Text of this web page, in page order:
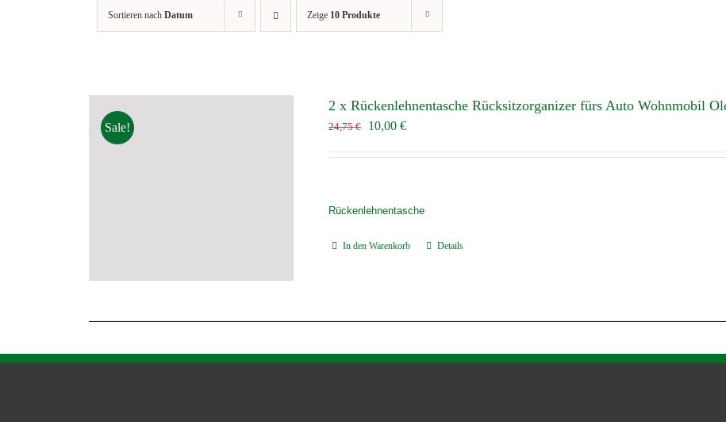
Sortieren nach Datum Zeige 10 Produkte
Sale!
2 x Rückenlehnentasche Rücksitzorganizer fürs Auto Wohnmobil
24,75€
Ursprünglicher
10,00€Aktueller
Rückenlehnentasche
In den Warenkorb Details